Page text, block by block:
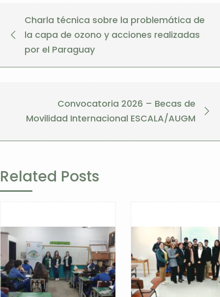
Charla técnica sobre la problemática de
la capa de ozono y acciones realizadas
por el Paraguay
Convocatoria 2026 – Becas de
Movilidad Internacional ESCALA/AUGM
Related Posts